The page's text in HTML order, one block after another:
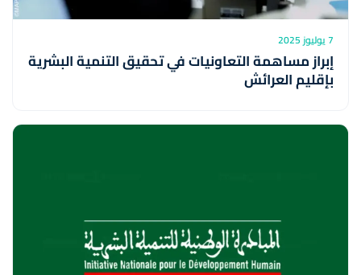
7 يوليوز 2025
إبراز مساهمة التعاونيات في تحقيق التنمية البشرية
بإقليم العرائش